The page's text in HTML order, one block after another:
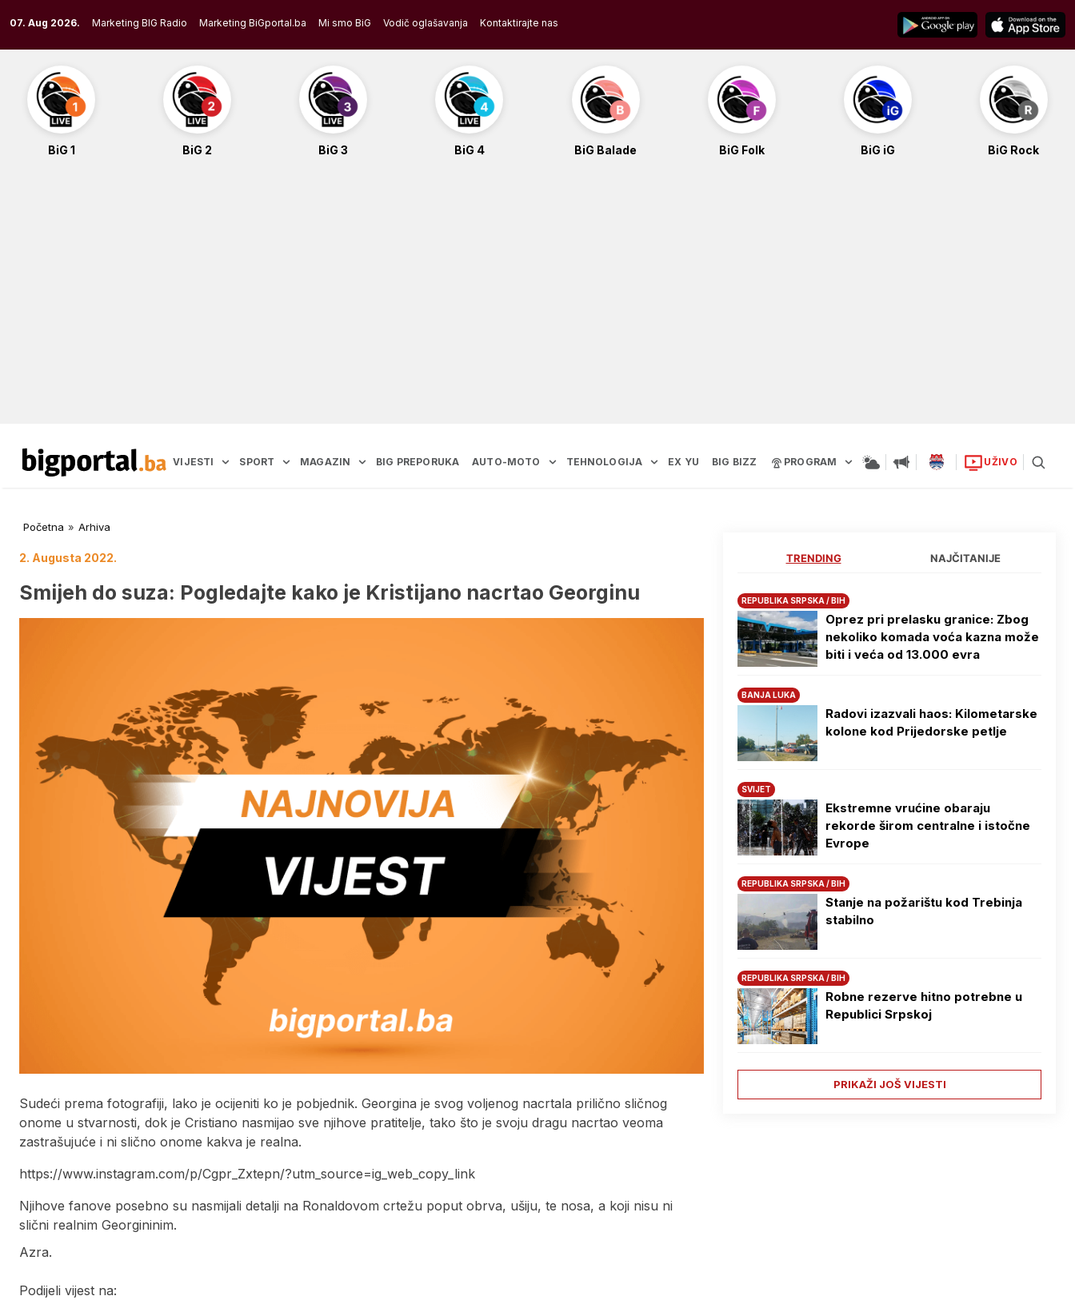
to
content
07. Aug 2026. Marketing BIG Radio Marketing BiGportal.ba Mi smo BiG Vodič oglašavanja Kontaktirajte nas
BiG 1 BiG 2 BiG 3 BiG 4 BiG Balade BiG Folk BiG iG BiG Rock
VIJESTI SPORT MAGAZIN BIG PREPORUKA AUTO-MOTO TEHNOLOGIJA EX YU BIG BIZZ PROGRAM UŽIVO
Početna » Arhiva
2. Augusta 2022.
Smijeh do suza: Pogledajte kako je Kristijano nacrtao Georginu
Sudeći prema fotografiji, lako je ocijeniti ko je pobjednik. Georgina je svog voljenog nacrtala prilično sličnog
onome u stvarnosti, dok je Cristiano nasmijao sve njihove pratitelje, tako što je svoju dragu nacrtao veoma
zastrašujuće i ni slično onome kakva je realna.
https://www.instagram.com/p/Cgpr_Zxtepn/?utm_source=ig_web_copy_link
Njihove fanove posebno su nasmijali detalji na Ronaldovom crtežu poput obrva, ušiju, te nosa, a koji nisu ni
slični realnim Georgininim.
Azra.
Podijeli vijest na:
TRENDING NAJČITANIJE
REPUBLIKA SRPSKA / BIH
Oprez pri prelasku granice: Zbog
nekoliko komada voća kazna može
biti i veća od 13.000 evra
BANJA LUKA
Radovi izazvali haos: Kilometarske
kolone kod Prijedorske petlje
SVIJET
Ekstremne vrućine obaraju
rekorde širom centralne i istočne
Evrope
REPUBLIKA SRPSKA / BIH
Stanje na požarištu kod Trebinja
stabilno
REPUBLIKA SRPSKA / BIH
Robne rezerve hitno potrebne u
Republici Srpskoj
PRIKAŽI JOŠ VIJESTI